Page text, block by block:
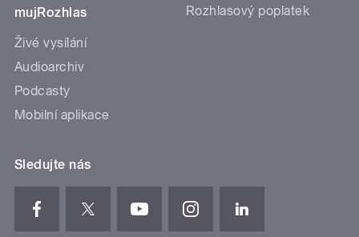
mujRozhlas
Živé vysílání
Audioarchiv
Podcasty
Mobilní aplikace
Rozhlasový poplatek
Sledujte nás